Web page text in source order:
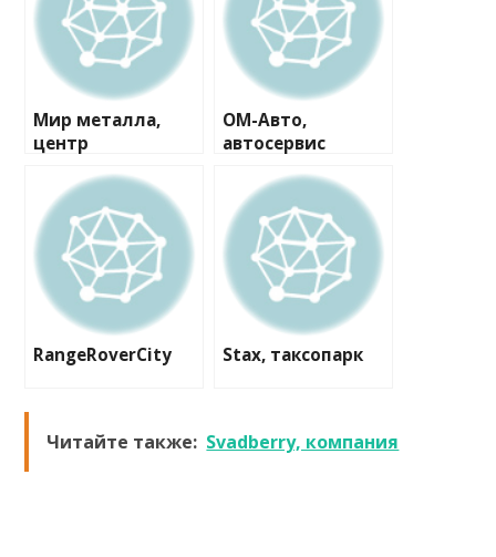
Мир металла,
центр
ОМ-Авто,
автосервис
RangeRoverCity Stax, таксопарк
Читайте также: Svadberry, компания